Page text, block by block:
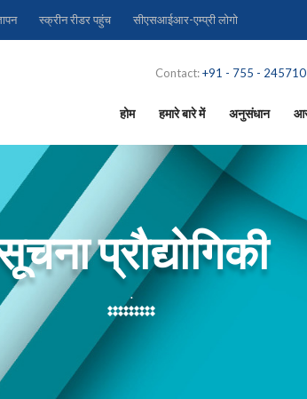
स्क्रीन रीडर पहुंच सीएसआईआर-एम्प्री लोगो
Contact:+91 - 755 -
होम हमारे बारे में अनुसंधान
प्रौद्योगिकी
.